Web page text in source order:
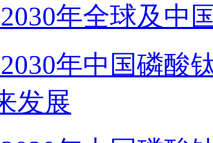
年全球及中
年中国磷酸
发展